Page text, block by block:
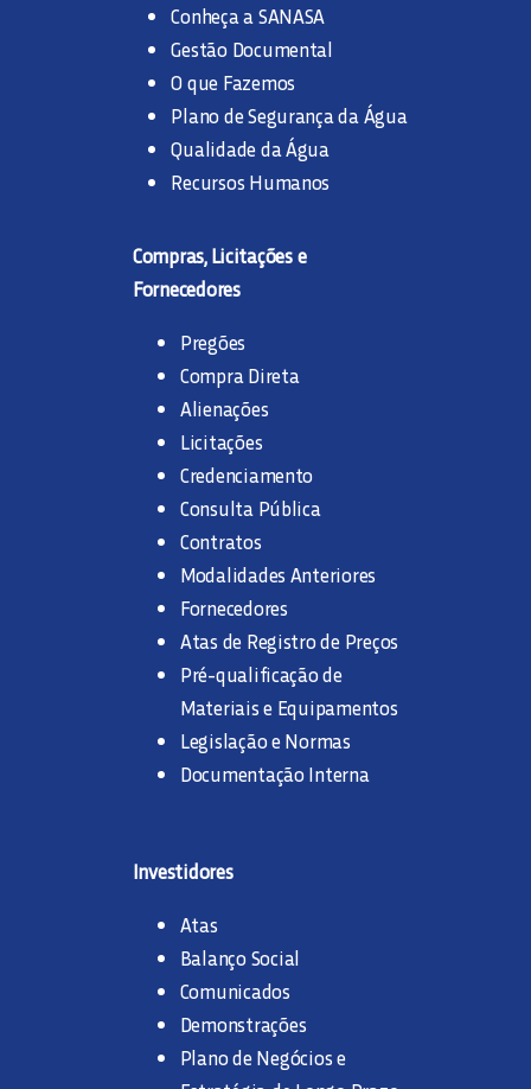
Conheça a SANASA
Gestão Documental
O que Fazemos
Plano de Segurança da Água
Qualidade da Água
Recursos Humanos
Compras, Licitações e
Fornecedores
Pregões
Compra Direta
Alienações
Licitações
Credenciamento
Consulta Pública
Contratos
Modalidades Anteriores
Fornecedores
Atas de Registro de Preços
Pré-qualificação de
Materiais e Equipamentos
Legislação e Normas
Documentação Interna
Investidores
Atas
Balanço Social
Comunicados
Demonstrações
Plano de Negócios e